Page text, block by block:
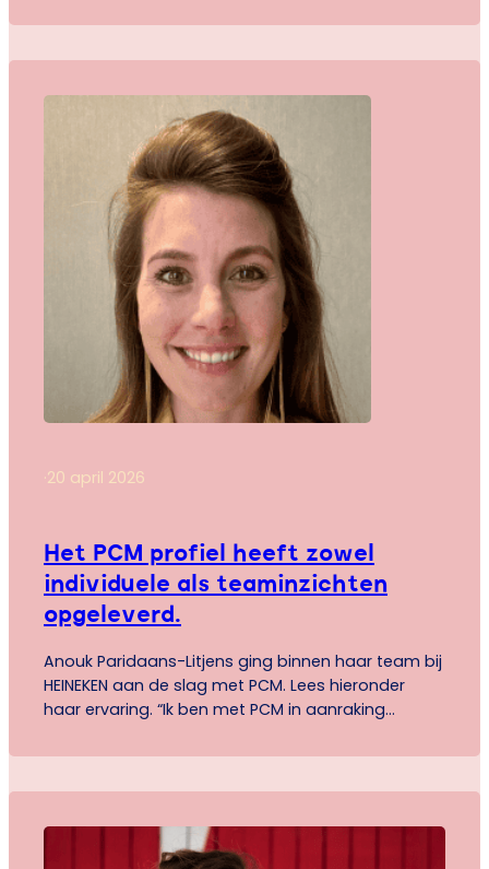
ook dat we goed als team functioneren. Om ons
en…
·20 april 2026
Het PCM profiel heeft zowel
individuele als teaminzichten
opgeleverd.
Anouk Paridaans-Litjens ging binnen haar team bij
HEINEKEN aan de slag met PCM. Lees hieronder
haar ervaring. “Ik ben met PCM in aanraking
hebben besproken heb ik besloten het traject ook
persoonlijk maar…